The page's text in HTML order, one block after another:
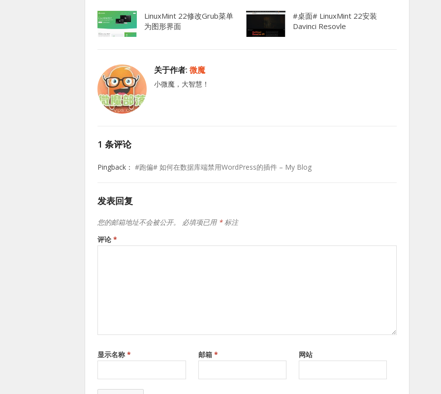
LinuxMint 22修改Grub菜单
为图形界面
#桌面# LinuxMint 22安装
Davinci Resovle
关于作者: 微魔
小微魔，大智慧！
1 条评论
Pingback： #跑偏# 如何在数据库端禁用WordPress的插件 – My Blog
发表回复
您的邮箱地址不会被公开。 必填项已用 *标注
评论 *
显示名称 * 邮箱 * 网站